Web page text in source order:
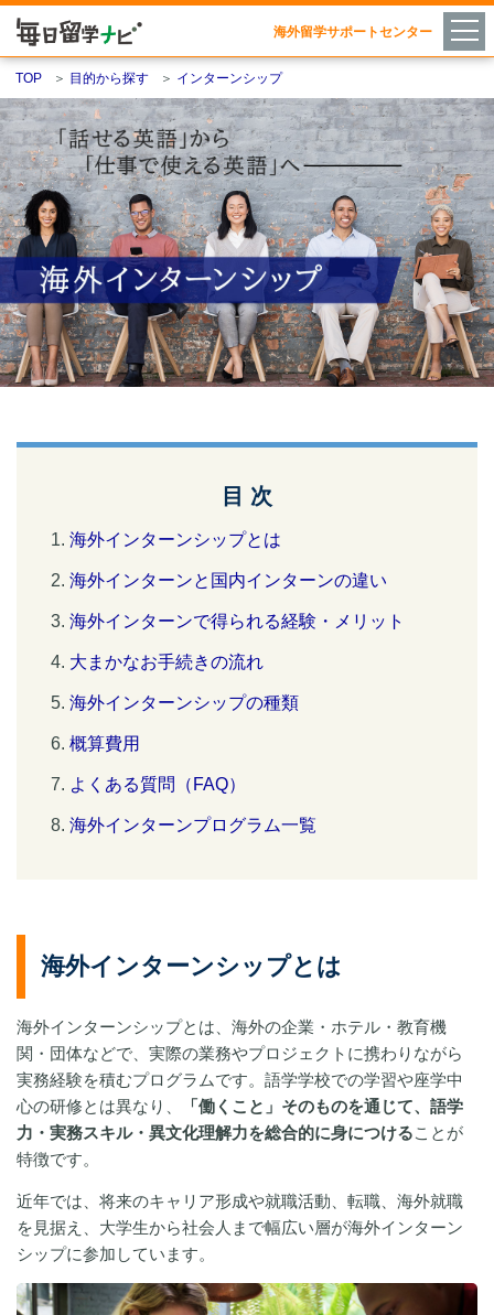
海外留学サポートセンター
TOP ＞ 目的から探す ＞ インターンシップ
目 次
海外インターンシップとは
海外インターンと国内インターンの違い
海外インターンで得られる経験・メリット
大まかなお手続きの流れ
海外インターンシップの種類
概算費用
よくある質問（FAQ）
海外インターンプログラム一覧
海外インターンシップとは
海外インターンシップとは、海外の企業・ホテル・教育機
関・団体などで、実際の業務やプロジェクトに携わりながら
実務経験を積むプログラムです。語学学校での学習や座学中
心の研修とは異なり、
「働くこと」そのものを通じて、語学
力・実務スキル・異文化理解力を総合的に身につけることが
特徴です。
近年では、将来のキャリア形成や就職活動、転職、海外就職
を見据え、大学生から社会人まで幅広い層が海外インターン
シップに参加しています。